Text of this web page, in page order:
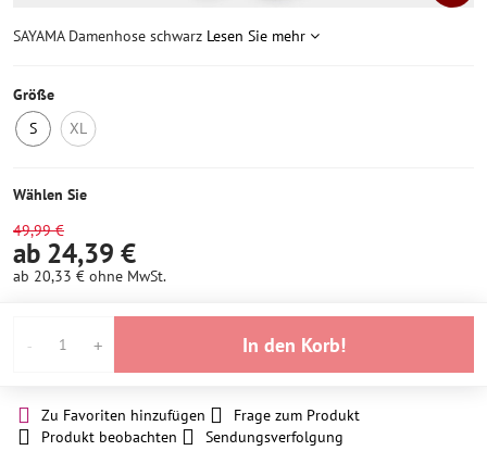
SAYAMA Damenhose schwarz Lesen Sie mehr
Größe
S
auf
XL
Wählen Sie
49,99 €
ab 24,39 €
ab 20,33 € ohne MwSt.
In den Korb!
Zu Favoriten hinzufügen
Frage zum Produkt
Produkt beobachten
Sendungsverfolgung